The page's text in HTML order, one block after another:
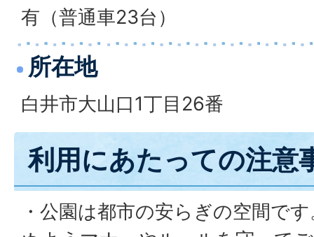
有（普通車23台）
所在地
白井市大山口1丁目26番
利用にあたっての注意
・公園は都市の安らぎの空間で